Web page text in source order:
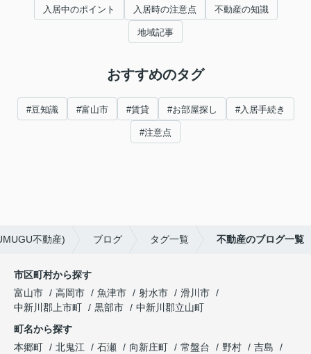
入居中のポイント 入居時の注意点 不動産の知識
地域記事
おすすめのタグ
#豆知識 #富山市 #賃貸 #お部屋探し #入居手続き
#注意点
不動産) ブログ タグ一覧 不動産のブログ一覧
市区町村から探す
富山市
高岡市 魚津市 射水市
滑川市
中新川郡上市町
黒部市
中新川郡立山町
町名から探す
本郷町
北鬼江 石瀬 向新庄町 常盤台 野村
吉島